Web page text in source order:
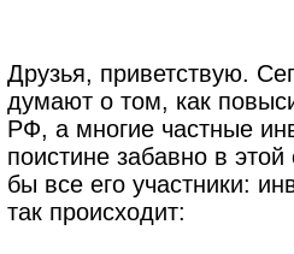
Друзья, приветствую.
думают о том, как
РФ, а многие частные
поистине забавно в
бы все его участники:
так происходит: